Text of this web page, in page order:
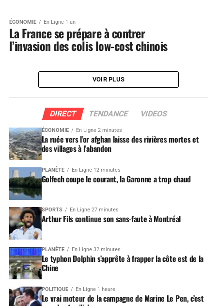
ÉCONOMIE En Ligne 1 an
La France se prépare à contrer
l’invasion des colis low-cost chinois
VOIR PLUS
DIRECT TENDANCE VIDEOS
ÉCONOMIE En Ligne 2 minutes
La ruée vers l’or afghan laisse des rivières mortes et
des villages à l’abandon
PLANÈTE En Ligne 12 minutes
Golfech coupe le courant, la Garonne a trop chaud
SPORTS En Ligne 27 minutes
Arthur Fils continue son sans-faute à Montréal
PLANÈTE En Ligne 32 minutes
Le typhon Dolphin s’apprête à frapper la côte est de la
Chine
POLITIQUE En Ligne 1 heure
Le vrai moteur de la campagne de Marine Le Pen, c’est